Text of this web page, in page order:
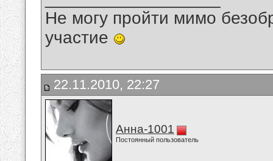
Не могу пройти мимо
участие
22.11.2010, 22:27
Анна-1001
Постоянный пользователь